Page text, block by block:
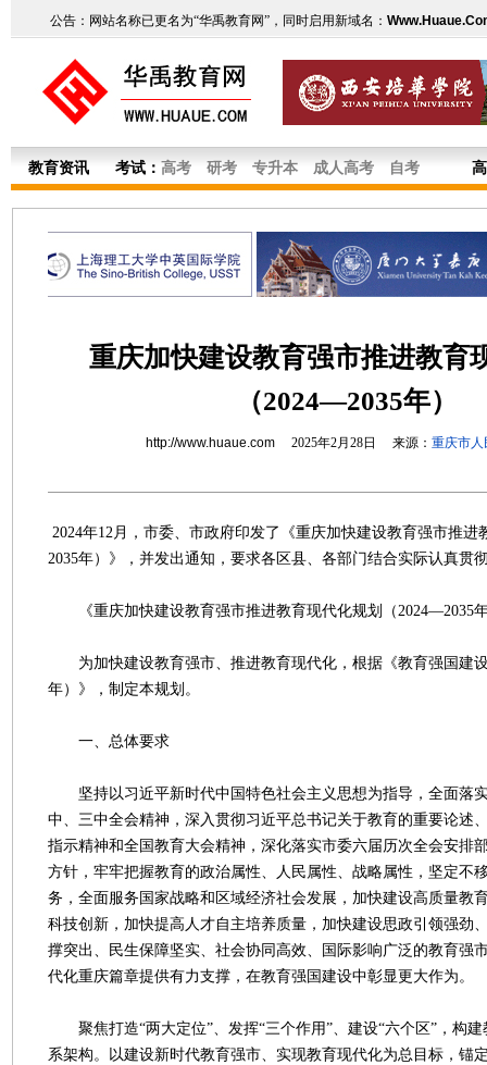
公告：网站名称已更名为“华禹教育网”，同时启用新域名：
教育资讯 考试： 高考 研考 专升本 成人高考 自考
重庆加快建设教育强市推进教育
（2024—2035年）
http://www.huaue.com2025年2月28日 来源： 重庆市人
2024年12月，市委、市政府印发了《重庆加快建设教育强市推
2035年）》，并发出通知，要求各区县、各部门结合实际认真贯
《重庆加快建设教育强市推进教育现代化规划（2024—2035
为加快建设教育强市、推进教育现代化，根据《教育强国建
年）》，制定本规划。
一、总体要求
坚持以习近平新时代中国特色社会主义思想为指导，全面落
中、三中全会精神，深入贯彻习近平总书记关于教育的重要论述
指示精神和全国教育大会精神，深化落实市委六届历次全会安排
方针，牢牢把握教育的政治属性、人民属性、战略属性，坚定不
务，全面服务国家战略和区域经济社会发展，加快建设高质量教
科技创新，加快提高人才自主培养质量，加快建设思政引领强劲
撑突出、民生保障坚实、社会协同高效、国际影响广泛的教育强
代化重庆篇章提供有力支撑，在教育强国建设中彰显更大作为。
聚焦打造“两大定位”、发挥“三个作用”、建设“六个区”，构建
系架构。以建设新时代教育强市、实现教育现代化为总目标，锚